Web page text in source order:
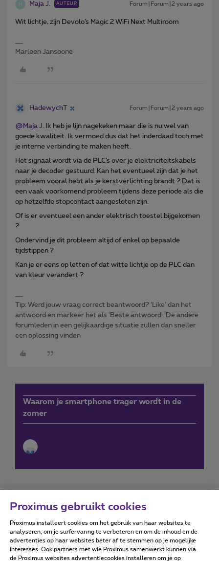
M Maja J. AUTEUR Forum|Forum|2 years ago
Wit lichtje, zijn Devolo’s Magic 2 WiFi Next Multiroom
Marleen Jansoone
HadewychT Forum|Forum|2 years ago
@Maja J. Ik heb je lijn nagekeken maar die is nu wel van
goede kwaliteit. Ik vermoed dus dat het inderdaad toch met
je interne verbinding te maken heeft.
Het signaal wordt via de PLC’s over je elektriciteitskabels
naar je decoder gestuurd. Kan het eventueel zijn dat je het
probleem vooral hebt als je kerstverlichting brandt ? Dat is
een vaak voorkomend probleem tijdens deze periode als die
op hetzelfde stopcontact aangesloten zijn.
Of is er eventueel een ander elektrisch toestel bijgekomen
?
Ondervind je dit probleem altijd of enkel op bepaalde
tijdstippen ?
Kan je er eens op letten of dat witte lichtje op de PLC dan
van kleur verandert ?
Tip: Werd jouw vraag correct beantwoord? ‘Like’ dan het
antwoord en markeer het als 'Beste antwoord'. De andere
forumleden in een gelijkaardige situatie zullen dan sneller
een oplossing vinden
Waarom je smartphone trager wordt in de
zomer
Forumvoorwaarden Accessibility statement
Proximus gebruikt cookies
Proximus installeert cookies om het gebruik van haar websites te
analyseren, om je surfervaring te verbeteren en om de inhoud en de
advertenties op haar websites beter af te stemmen op je mogelijke
interesses. Ook partners met wie Proximus samenwerkt kunnen via
de Proximus websites advertentiecookies installeren om je op